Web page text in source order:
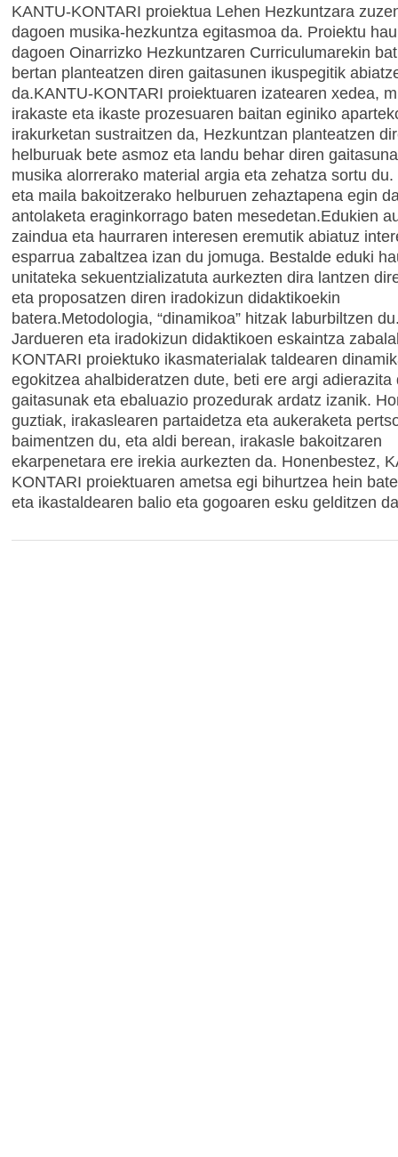
KANTU-KONTARI proiektua Lehen Hezkuntzara
dagoen musika-hezkuntza egitasmoa da. Proiektu
dagoen Oinarrizko Hezkuntzaren Curriculumarekin
bertan planteatzen diren gaitasunen ikuspegitik
da.KANTU-KONTARI proiektuaren izatearen xedea,
irakaste eta ikaste prozesuaren baitan eginiko
irakurketan sustraitzen da, Hezkuntzan planteatzen
helburuak bete asmoz eta landu behar diren
musika alorrerako material argia eta zehatza sortu
eta maila bakoitzerako helburuen zehaztapena egin
antolaketa eraginkorrago baten mesedetan.Edukien
zaindua eta haurraren interesen eremutik abiatuz
esparrua zabaltzea izan du jomuga. Bestalde eduki
unitateka sekuentzializatuta aurkezten dira lantzen
eta proposatzen diren iradokizun didaktikoekin
batera.Metodologia, “dinamikoa” hitzak laburbiltzen
Jardueren eta iradokizun didaktikoen eskaintza
KONTARI proiektuko ikasmaterialak taldearen
egokitzea ahalbideratzen dute, beti ere argi adierazita
gaitasunak eta ebaluazio prozedurak ardatz izanik.
guztiak, irakaslearen partaidetza eta aukeraketa
baimentzen du, eta aldi berean, irakasle bakoitzaren
ekarpenetara ere irekia aurkezten da. Honenbestez,
KONTARI proiektuaren ametsa egi bihurtzea hein
eta ikastaldearen balio eta gogoaren esku gelditzen